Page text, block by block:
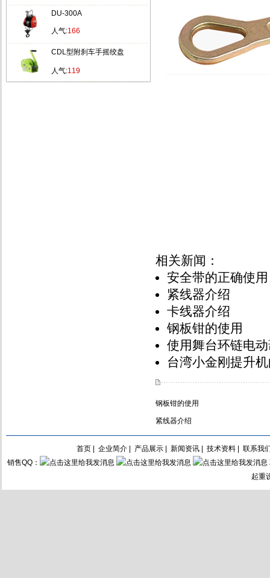
相关新闻：
安全带的正确使用
紧线器介绍
卡线器介绍
钢板钳的使用
使用舞台环链电
台湾小金刚提升
钢板钳的使用
紧线器介绍
DU-300A
人气:166
CDL型附刹车手摇绞盘
人气:119
首页 企业简介 产品展示 新闻资讯 技术资料
联系我
销售QQ：
起重